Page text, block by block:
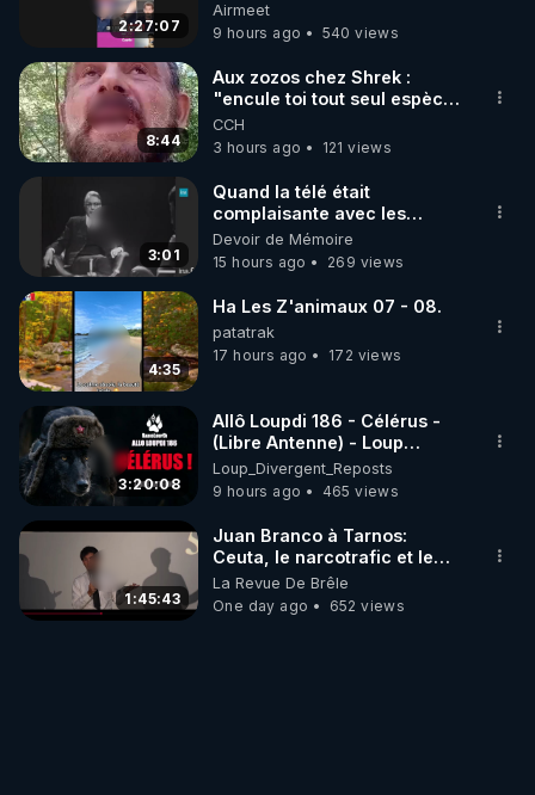
2:27:07
Airmeet
9 hours ago
540 views
8:44
Aux zozos chez Shrek :
"encule toi tout seul espèce
de mal polish"
CCH
3 hours ago
121 views
3:01
Quand la télé était
complaisante avec les
pédophiles
Devoir de Mémoire
15 hours ago
269 views
4:35
Ha Les Z'animaux 07 - 08.
patatrak
17 hours ago
172 views
3:20:08
Allô Loupdi 186 - Célérus -
(Libre Antenne) - Loup
Divergent 2026.08.06
Loup_Divergent_Reposts
9 hours ago
465 views
1:45:43
Juan Branco à Tarnos:
Ceuta, le narcotrafic et le
pouvoir en France
La Revue De Brêle
One day ago
652 views